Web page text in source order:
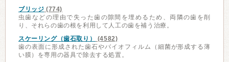
ブリッジ (774)
虫歯などの理由で失った歯の隙間を埋めるため、両隣の歯を削
り、それらの歯の根を利用して人工の歯を補う治療。
スケーリング（歯石取り）
(4582)
歯の表面に形成された歯石やバイオフィルム（細菌が形成する薄
い膜）を専用の器具で除去する処置。